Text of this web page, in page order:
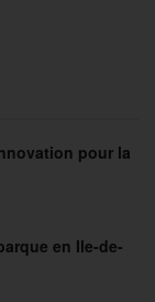
pour la
en Ile-de-